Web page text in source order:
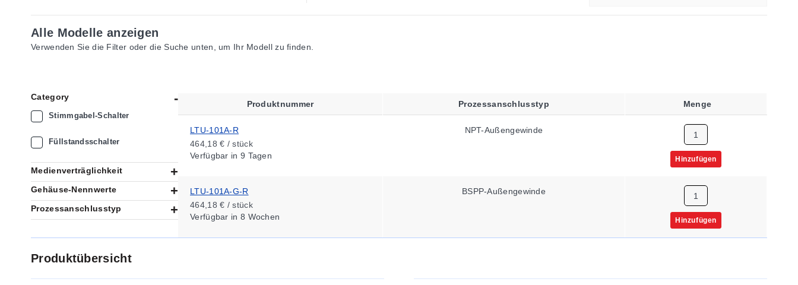
Alle Modelle anzeigen
Verwenden Sie die Filter oder die Suche unten, um Ihr Modell zu finden.
Category
Stimmgabel-Schalter
Füllstandsschalter
Medienverträglichkeit
Gehäuse-Nennwerte
Prozessanschlusstyp
Produktnummer Prozessanschlusstyp Menge
LTU-101A-R
464,18 € / stück
Verfügbar in 9 Tagen
NPT-Außengewinde
Hinzufügen
LTU-101A-G-R
464,18 € / stück
Verfügbar in 8 Wochen
BSPP-Außengewinde
Hinzufügen
Produktübersicht